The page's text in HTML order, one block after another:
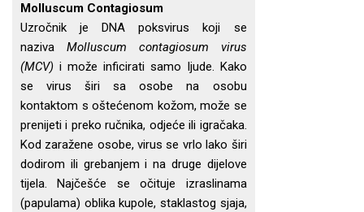
Molluscum Contagiosum
Uzročnik je DNA poksvirus koji se
naziva Molluscum contagiosum virus
(MCV)i može inficirati samo ljude. Kako
se virus širi sa osobe na osobu
kontaktom s oštećenom kožom, može se
prenijeti i preko ručnika, odjeće ili igračaka.
Kod zaražene osobe, virus se vrlo lako širi
dodirom ili grebanjem i na druge dijelove
tijela. Najčešće se očituje izraslinama
(papulama) oblika kupole, staklastog sjaja,